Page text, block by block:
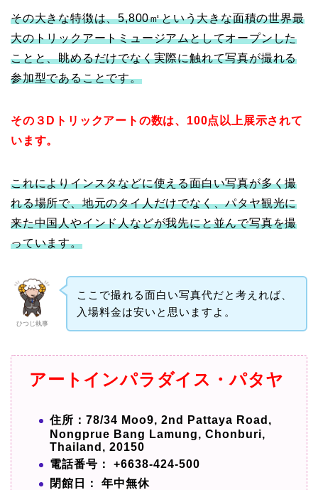
その大きな特徴は、5,800㎡という大きな面積の世界最
大のトリックアートミュージアムとしてオープンした
ことと、眺めるだけでなく実際に触れて写真が撮れる
参加型であることです。
その３Dトリックアートの数は、100点以上展示されて
います。
これによりインスタなどに使える面白い写真が多く撮
れる場所で、地元のタイ人だけでなく、パタヤ観光に
来た中国人やインド人などが我先にと並んで写真を撮
っています。
ひつじ執事
ここで撮れる面白い写真代だと考えれば、
入場料金は安いと思いますよ。
アートインパラダイス・パタヤ
住所：78/34 Moo9, 2nd Pattaya Road,
Nongprue Bang Lamung, Chonburi,
Thailand, 20150
電話番号： +6638-424-500
閉館日： 年中無休